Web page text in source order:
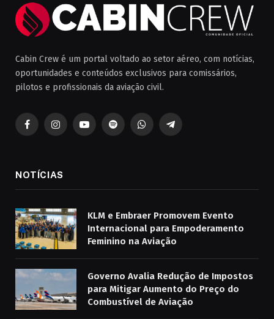
Cabin Crew é um portal voltado ao setor aéreo, com notícias,
oportunidades e conteúdos exclusivos para comissários,
pilotos e profissionais da aviação civil.
FacebookInstagramYouTubeSpotifyWhatsAppTelegrama
NOTÍCIAS
KLM e Embraer Promovem Evento
Internacional para Empoderamento
Feminino na Aviação
Governo Avalia Redução de Impostos
para Mitigar Aumento do Preço do
Combustível de Aviação